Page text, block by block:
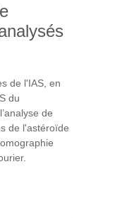
de l'IAS, en
du
de
de l'astéroïde
DE